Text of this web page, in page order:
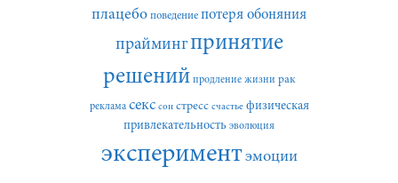
плацебо поведение потеря обоняния
праймингпринятие
решений продление жизни рак
реклама секс сон стресс счастье физическая
привлекательность эволюция
экспериментэмоции